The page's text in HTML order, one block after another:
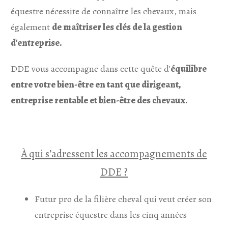
équestre nécessite de connaître les chevaux, mais
également de maîtriser les clés de la gestion
d'entreprise.
DDE vous accompagne dans cette quête d'équilibre
entre votre bien-être en tant que dirigeant,
entreprise rentable et bien-être des chevaux.
À qui s’adressent les accompagnements de
DDE ?
Futur pro de la filière cheval qui veut créer son
entreprise équestre dans les cinq années